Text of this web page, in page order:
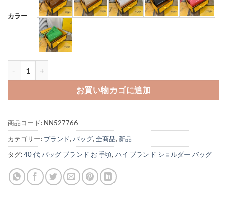
カラー
お買い物カゴに追加
商品コード: NN527766
カテゴリー: ブランド, バッグ, 全商品, 新品
タグ:40 代 バッグ ブランド お 手頃, ハイ ブランド ショルダー バッグ